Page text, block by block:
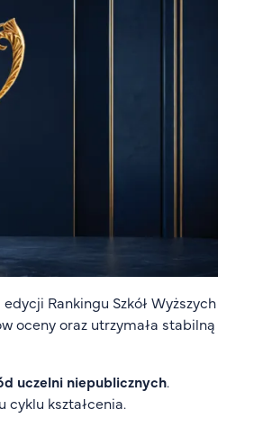
Rankingu Szkół Wyższych
oceny oraz utrzymała stabilną
uczelni niepublicznych.
cyklu kształcenia.